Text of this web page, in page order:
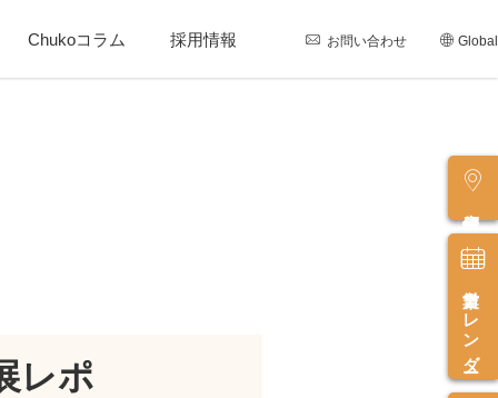
Chukoコラム 採用情報 お問い合わせ Global
営業カレンダー
レポ